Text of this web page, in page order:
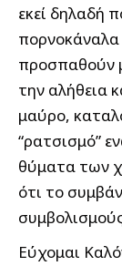
εκεί δηλαδή
προσπαθούν
την αλήθεια
μαύρο,
“ρατσισμό”
θύματα των
ότι το
Εύχομαι